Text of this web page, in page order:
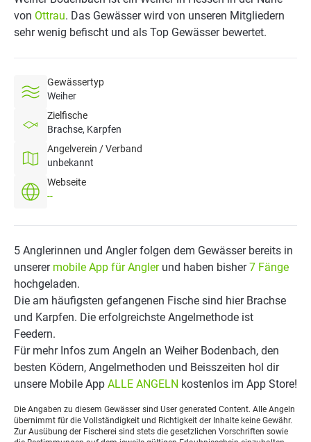
von Ottrau. Das Gewässer wird von unseren Mitgliedern
sehr wenig befischt und als Top Gewässer bewertet.
Gewässertyp
Weiher
Zielfische
Brachse, Karpfen
Angelverein / Verband
unbekannt
Webseite
--
5 Anglerinnen und Angler folgen dem Gewässer bereits in
unserer mobile App für Anglerund haben bisher7 Fänge
hochgeladen.
Die am häufigsten gefangenen Fische sind hier Brachse
und Karpfen. Die erfolgreichste Angelmethode ist
Feedern.
Für mehr Infos zum Angeln an Weiher Bodenbach, den
besten Ködern, Angelmethoden und Beisszeiten hol dir
unsere Mobile App ALLE ANGELN kostenlos im App Store!
Die Angaben zu diesem Gewässer sind User generated Content. Alle Angeln
übernimmt für die Vollständigkeit und Richtigkeit der Inhalte keine Gewähr.
Zur Ausübung der Fischerei sind stets die gesetzlichen Vorschriften sowie